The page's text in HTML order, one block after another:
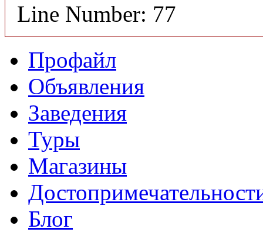
Line Number: 77
Профайл
Объявления
Заведения
Туры
Магазины
Блог